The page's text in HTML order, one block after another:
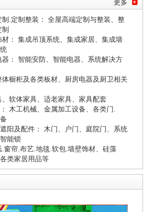
更多
.定制整装： 全屋高端定制与整装、整
： 集成吊顶系统、集成家居、集成墙
： 智能安防、智能电器、系统解决方
橱柜及各类板材、厨房电器及厨卫相关
软体家具、适老家具、家具配套
木工机械、金属加工设备、各类门.
阳及配件： 木门、户门、庭院门、系统
能锁
窗帘.布艺.地毯.软包.墙壁饰材、硅藻
类家居用品等